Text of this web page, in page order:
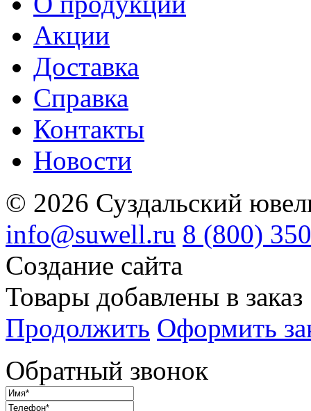
Акции
Доставка
Справка
Контакты
Новости
© 2026 Суздальский
info@suwell.ru 8 (800)
Создание сайта
Товары добавлены в заказ
Продолжить Оформить
Обратный звонок